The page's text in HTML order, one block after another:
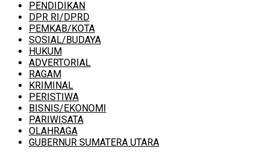
PENDIDIKAN
DPR RI/DPRD
PEMKAB/KOTA
SOSIAL/BUDAYA
HUKUM
ADVERTORIAL
RAGAM
KRIMINAL
PERISTIWA
BISNIS/EKONOMI
PARIWISATA
OLAHRAGA
GUBERNUR SUMATERA UTARA